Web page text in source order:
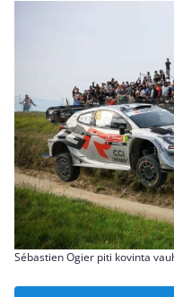
Sébastien Ogier piti kovinta